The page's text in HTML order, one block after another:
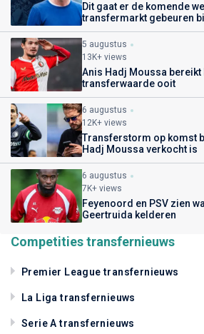
Dit gaat er de komende
transfermarkt gebeuren
5 augustus
13K+ views
Anis Hadj Moussa
transferwaarde ooit
6 augustus
12K+ views
Transferstorm op komst
Hadj Moussa verkocht is
6 augustus
7K+ views
Feyenoord en PSV zien
Geertruida kelderen
Competities transfernieuws
Premier League transfernieuws
La Liga transfernieuws
Serie A transfernieuws